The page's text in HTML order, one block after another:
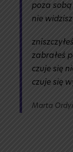
poza sobą
nie
zabrałeś
czuje się
czuje się
Marta